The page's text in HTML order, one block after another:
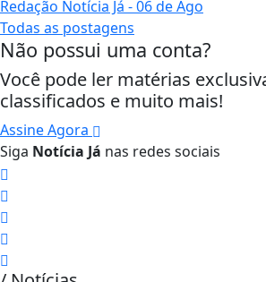
Redação Notícia Já - 06 de Ago
Todas as postagens
Não possui uma conta?
Você pode ler matérias
classificados e muito mais!
Assine Agora
Siga Notícia Já nas redes sociais